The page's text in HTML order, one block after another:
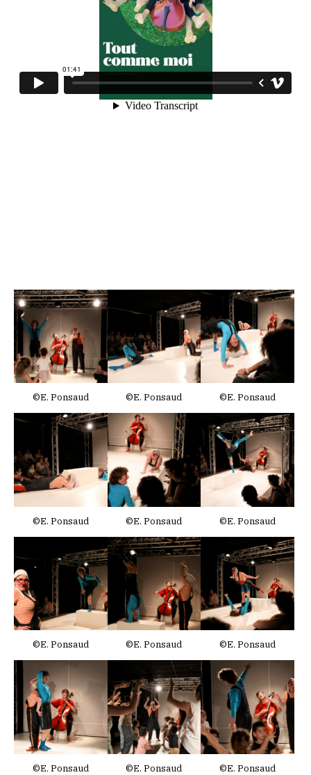
©E. Ponsaud ©E. Ponsaud ©E. Ponsaud
©E. Ponsaud ©E. Ponsaud ©E. Ponsaud
©E. Ponsaud ©E. Ponsaud ©E. Ponsaud
©E. Ponsaud ©E. Ponsaud ©E. Ponsaud